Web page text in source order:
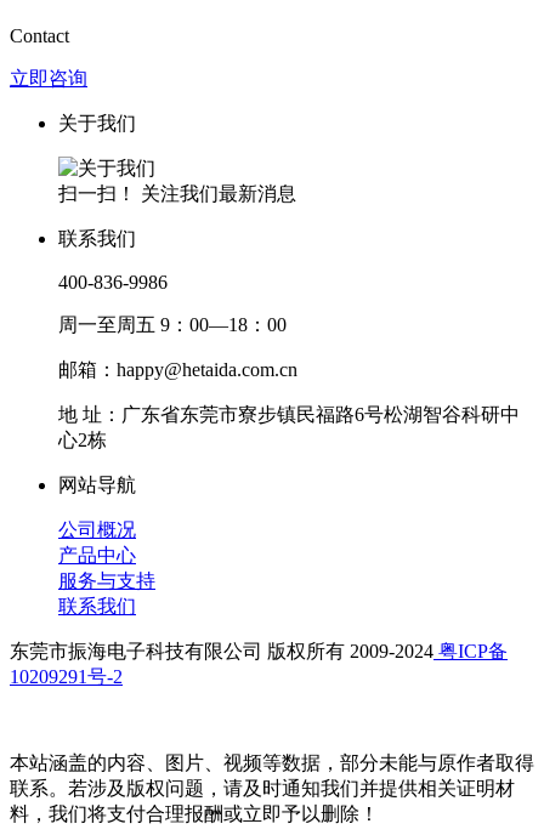
Contact
立即咨询
关于我们
扫一扫！ 关注我们最新消息
联系我们
400-836-9986
周一至周五 9：00—18：00
邮箱：happy@hetaida.com.cn
地 址：广东省东莞市寮步镇民福路6号松湖智谷科研中
心2栋
网站导航
公司概况
产品中心
服务与支持
联系我们
东莞市振海电子科技有限公司 版权所有 2009-2024 粤ICP备
10209291号-2
本站涵盖的内容、图片、视频等数据，部分未能与原作者取得
联系。若涉及版权问题，请及时通知我们并提供相关证明材
料，我们将支付合理报酬或立即予以删除！